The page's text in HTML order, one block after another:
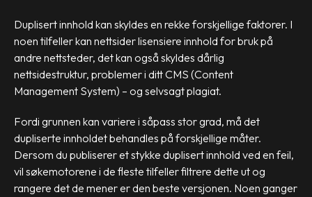
Duplisert innhold kan skyldes en rekke forskjellige faktorer. I
noen tilfeller kan nettsider lisensiere innhold for bruk på
andre nettsteder, det kan også skyldes dårlig
nettsidestruktur, problemer i ditt CMS (Content
Management System) – og selvsagt plagiat.
Fordi grunnen kan variere i såpass stor grad, må det
dupliserte innholdet behandles på forskjellige måter.
Dersom du publiserer et stykke duplisert innhold ved en feil,
vil søkemotorene i de fleste tilfeller filtrere dette ut og
rangere det de mener er den beste versjonen. Noen ganger